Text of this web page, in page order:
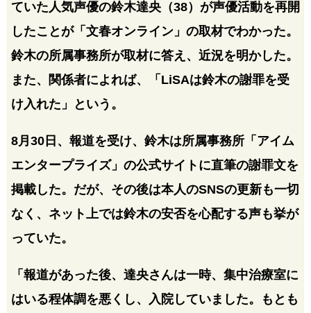
ていた人気声優の鈴木達央（38）が声優活動を再開
したことが「文春オンライン」の取材でわかった。
鈴木の所属事務所が取材に答え、近況を明かした。
また、関係者によれば、「LiSAは鈴木の謝罪を受
け入れた」という。
8月30日、報道を受け、鈴木は所属事務所「アイム
エンタープライズ」の公式サイトに直筆の謝罪文を
掲載した。だが、その後は本人のSNSの更新も一切
なく、ネット上では鈴木の安否を心配する声も挙が
っていた。
「報道があった後、達央さんは一時、集中治療室に
はいる程体調を悪くし、入院していました。もとも